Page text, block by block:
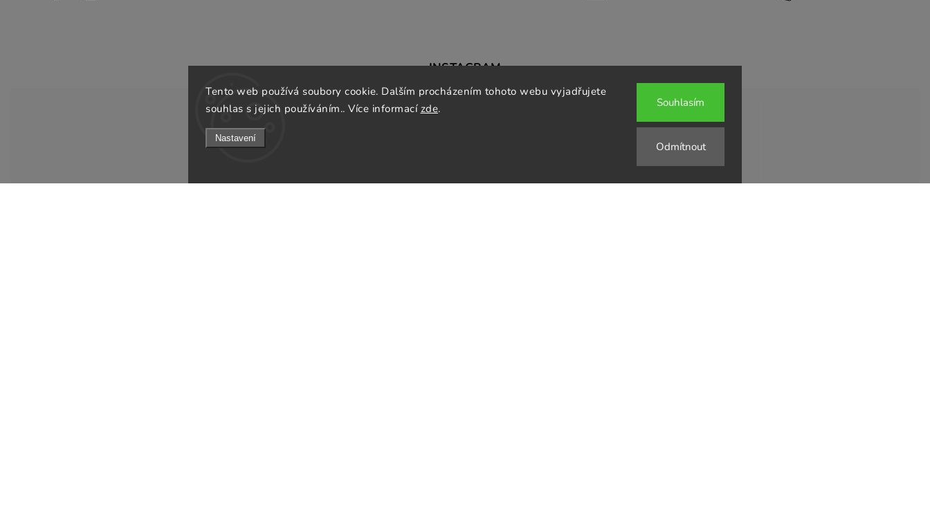
Tento web používá soubory cookie. Dalším procházením tohoto webu vyjadřujete
souhlas s jejich používáním.. Více informací zde.
Nastavení
Odmítnout
Souhlasím
INSTAGRAM